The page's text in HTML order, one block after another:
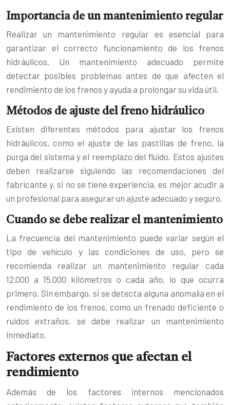
Importancia de un mantenimiento regular
Realizar un mantenimiento regular es esencial para
garantizar el correcto funcionamiento de los frenos
hidráulicos. Un mantenimiento adecuado permite
detectar posibles problemas antes de que afecten el
rendimiento de los frenos y ayuda a prolongar su vida útil.
Métodos de ajuste del freno hidráulico
Existen diferentes métodos para ajustar los frenos
hidráulicos, como el ajuste de las pastillas de freno, la
purga del sistema y el reemplazo del fluido. Estos ajustes
deben realizarse siguiendo las recomendaciones del
fabricante y, si no se tiene experiencia, es mejor acudir a
un profesional para asegurar un ajuste adecuado y seguro.
Cuando se debe realizar el mantenimiento
La frecuencia del mantenimiento puede variar según el
tipo de vehículo y las condiciones de uso, pero se
recomienda realizar un mantenimiento regular cada
12.000 a 15.000 kilómetros o cada año, lo que ocurra
primero. Sin embargo, si se detecta alguna anomalía en el
rendimiento de los frenos, como un frenado deficiente o
ruidos extraños, se debe realizar un mantenimiento
inmediato.
Factores externos que afectan el
rendimiento
Además de los factores internos mencionados